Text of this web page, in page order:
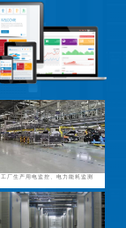
工厂生产用电监控、电力能耗监测